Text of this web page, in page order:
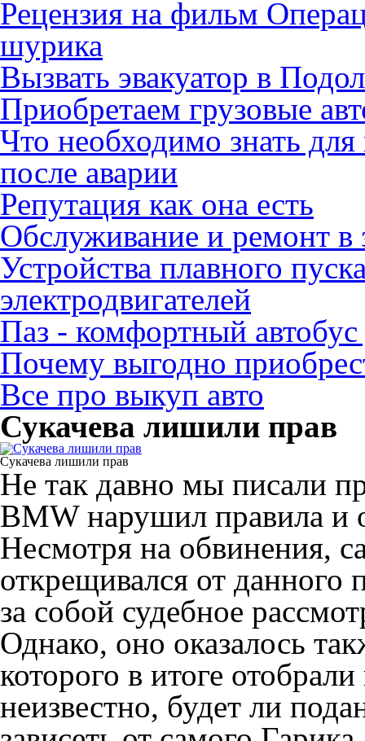
Рецензия на фильм
шурика
Вызвать эвакуатор в
Приобретаем грузовые
Что необходимо знать
после аварии
Репутация как она есть
Обслуживание и ремонт в
Устройства плавного
электродвигателей
Паз - комфортный
Почему выгодно
Все про выкуп авто
Сукачева лишили прав
Сукачева лишили прав
Не так давно мы писали
BMW нарушил правила и
Несмотря на обвинения,
открещивался от данного
за собой судебное
Однако, оно оказалось
которого в итоге
неизвестно, будет ли